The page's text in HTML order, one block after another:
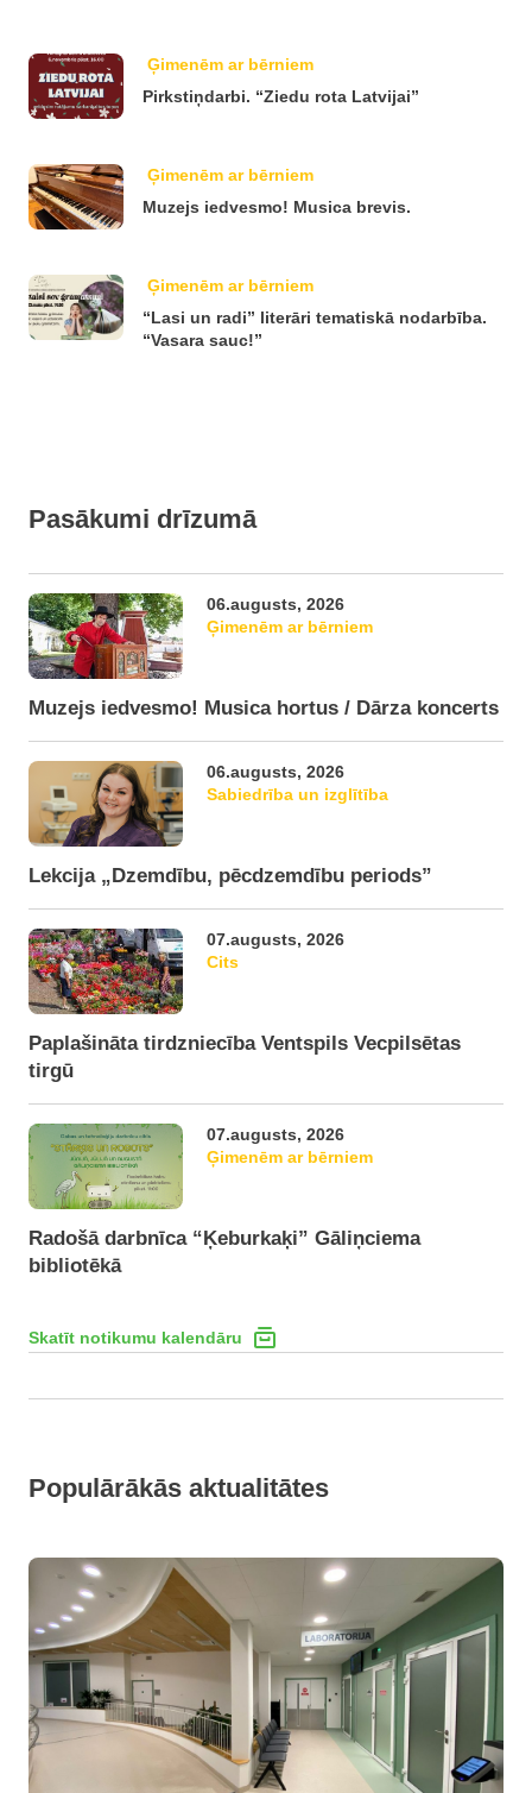
Ģimenēm ar bērniem
Pirkstiņdarbi. “Ziedu rota Latvijai”
Ģimenēm ar bērniem
Muzejs iedvesmo! Musica brevis.
Ģimenēm ar bērniem
“Lasi un radi” literāri tematiskā nodarbība.
“Vasara sauc!”
Pasākumi drīzumā
06.augusts, 2026
Ģimenēm ar bērniem
Muzejs iedvesmo! Musica hortus / Dārza koncerts
06.augusts, 2026
Sabiedrība un izglītība
Lekcija „Dzemdību, pēcdzemdību periods”
07.augusts, 2026
Cits
Paplašināta tirdzniecība Ventspils Vecpilsētas
tirgū
07.augusts, 2026
Ģimenēm ar bērniem
Radošā darbnīca “Ķeburkaķi” Gāliņciema
bibliotēkā
Skatīt notikumu kalendāru
Populārākās aktualitātes